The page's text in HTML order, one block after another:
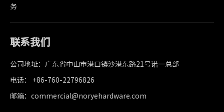
务
联系我们
公司地址：广东省中山市港口镇沙港东路21号诺一总部
电话： +86-760-22796826
邮箱：commercial@noryehardware.com